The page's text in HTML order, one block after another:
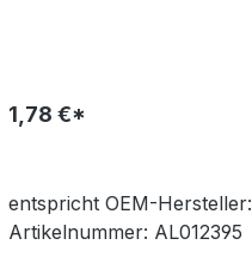
1,78 €*
entspricht OEM-Hersteller:
Artikelnummer: AL012395